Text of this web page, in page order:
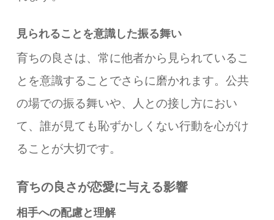
見られることを意識した振る舞い
育ちの良さは、常に他者から見られているこ
とを意識することでさらに磨かれます。公共
の場での振る舞いや、人との接し方におい
て、誰が見ても恥ずかしくない行動を心がけ
ることが大切です。
育ちの良さが恋愛に与える影響
相手への配慮と理解